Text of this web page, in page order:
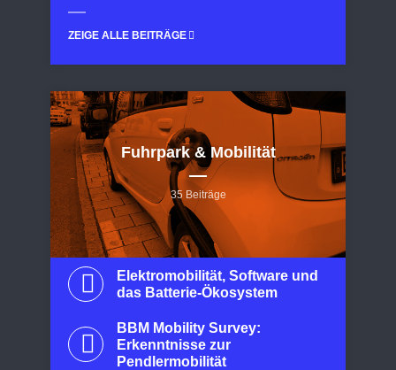
ZEIGE ALLE BEITRÄGE
Fuhrpark & Mobilität
35 Beiträge
Elektromobilität, Software und
das Batterie-Ökosystem
BBM Mobility Survey:
Erkenntnisse zur
Pendlermobilität